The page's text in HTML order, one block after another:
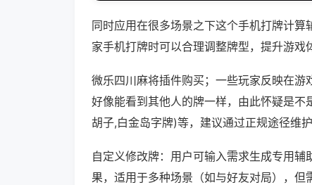
同时应用在很多场景之下这个手机打牌计
家手机打牌时可以合理调整牌型，提升游戏
微乐四川麻将插件购买；一些玩家反映在
好像能看到其他人的牌一样，由此怀疑是
胡子,白金岛字牌)等，建议通过正规途径维护
自定义修改牌：用户可输入需求生成专用
果，适用于多种场景（如与好友对局），但